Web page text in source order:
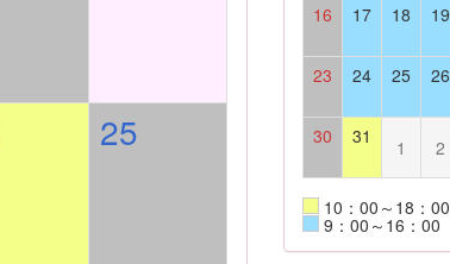
25
16 17 18 19
23 24 25 26
30 31 1 2
10：00～18：00
9：00～16：00